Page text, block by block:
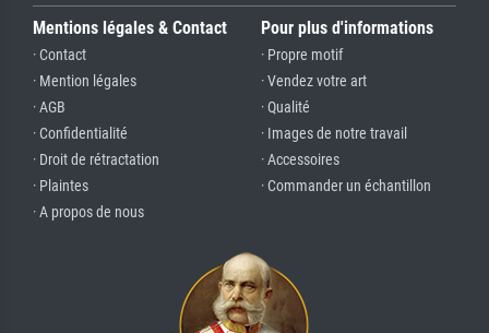
Mentions légales & Contact
· Contact
· Mention légales
· AGB
· Confidentialité
· Droit de rétractation
· Plaintes
· A propos de nous
Pour plus d'informations
· Propre motif
· Vendez votre art
· Qualité
· Images de notre travail
· Accessoires
· Commander un échantillon